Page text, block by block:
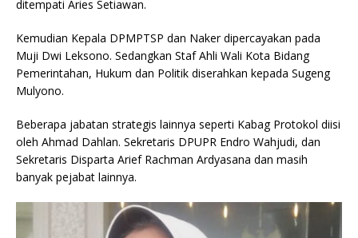
ditempati Aries Setiawan.
Kemudian Kepala DPMPTSP dan Naker dipercayakan pada
Muji Dwi Leksono. Sedangkan Staf Ahli Wali Kota Bidang
Pemerintahan, Hukum dan Politik diserahkan kepada Sugeng
Mulyono.
Beberapa jabatan strategis lainnya seperti Kabag Protokol diisi
oleh Ahmad Dahlan. Sekretaris DPUPR Endro Wahjudi, dan
Sekretaris Disparta Arief Rachman Ardyasana dan masih
banyak pejabat lainnya.